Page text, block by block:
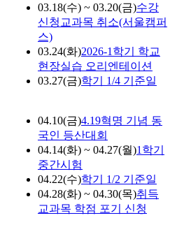
03.18(수) ~ 03.20(금)수강
신청교과목 취소(서울캠퍼
스)
03.24(화)2026-1학기 학교
현장실습 오리엔테이션
03.27(금)학기 1/4 기준일
04.10(금)4.19혁명 기념 동
국인 등산대회
04.14(화) ~ 04.27(월)1학기
중간시험
04.22(수)학기 1/2 기준일
04.28(화) ~ 04.30(목)취득
교과목 학점 포기 신청